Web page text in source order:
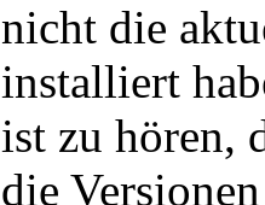
nicht die
installiert
ist zu hören,
die